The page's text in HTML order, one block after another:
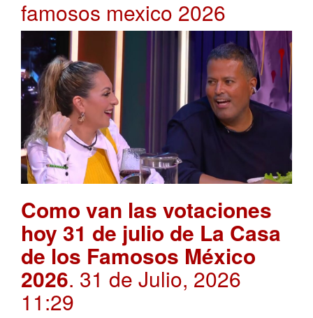
famosos mexico 2026
Como van las votaciones
hoy 31 de julio de La Casa
de los Famosos México
2026. 31 de Julio, 2026
11:29